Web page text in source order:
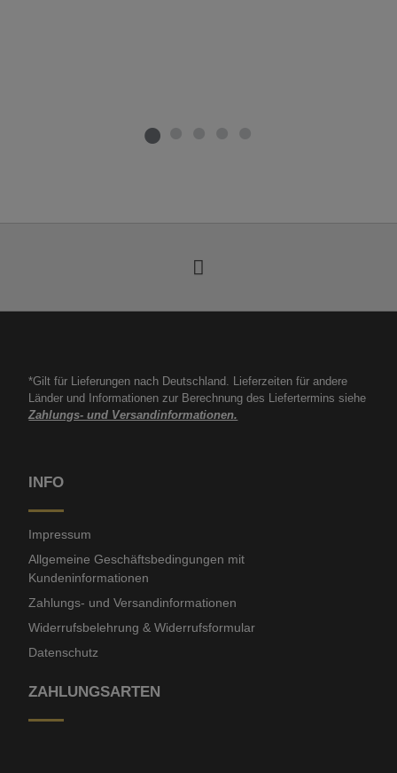
*Gilt für Lieferungen nach Deutschland. Lieferzeiten für andere
Länder und Informationen zur Berechnung des Liefertermins siehe
Zahlungs- und Versandinformationen.
INFO
Impressum
Allgemeine Geschäftsbedingungen mit
Kundeninformationen
Zahlungs- und Versandinformationen
Widerrufsbelehrung & Widerrufsformular
Datenschutz
ZAHLUNGSARTEN